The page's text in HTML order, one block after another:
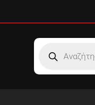
search